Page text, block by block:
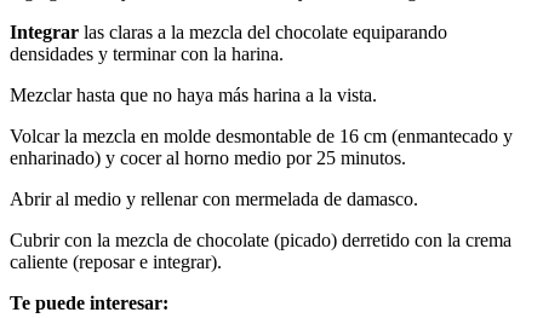
Integrar las claras a la mezcla del chocolate equiparando
densidades y terminar con la harina.
Mezclar hasta que no haya más harina a la vista.
Volcar la mezcla en molde desmontable de 16 cm (enmantecado y
enharinado) y cocer al horno medio por 25 minutos.
Abrir al medio y rellenar con mermelada de damasco.
Cubrir con la mezcla de chocolate (picado) derretido con la crema
caliente (reposar e integrar).
Te puede interesar: